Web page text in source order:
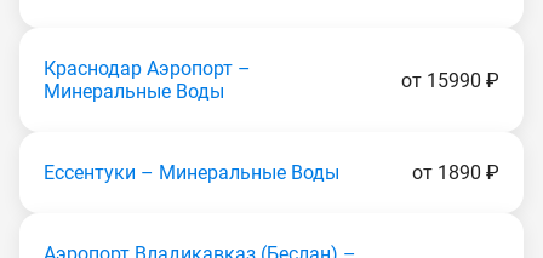
Краснодар Аэропорт –
Минеральные Воды
от 15990 ₽
Ессентуки – Минеральные Воды от 1890 ₽